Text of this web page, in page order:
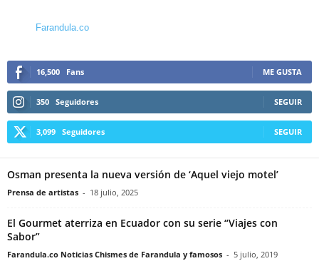
Farandula.co
16,500 Fans ME GUSTA
350 Seguidores SEGUIR
3,099 Seguidores SEGUIR
Osman presenta la nueva versión de ‘Aquel viejo motel’
Prensa de artistas - 18 julio, 2025
El Gourmet aterriza en Ecuador con su serie “Viajes con
Sabor”
Farandula.co Noticias Chismes de Farandula y famosos - 5 julio, 2019